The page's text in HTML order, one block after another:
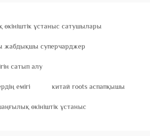
ұстаныс сатушылары
жабдықшы суперчарджер
сатып алу
емігі китай roots аспапқышы
өкініштік ұстаныс